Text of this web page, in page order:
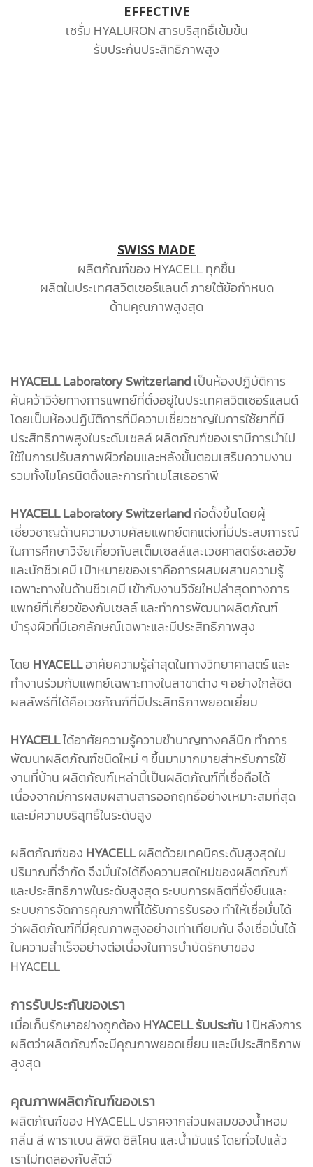
EFFECTIVE
เซรั่ม HYALURON สารบริสุทธิ์เข้มข้น
รับประกันประสิทธิภาพสูง
SWISS MADE
ผลิตภัณฑ์ของ HYACELL ทุกชิ้น
ผลิตในประเทศสวิตเซอร์แลนด์ ภายใต้ข้อกำหนด
ด้านคุณภาพสูงสุด
HYACELL Laboratory Switzerlandเป็นห้องปฏิบัติการ
ค้นคว้าวิจัยทางการแพทย์ที่ตั้งอยู่ในประเทศสวิตเซอร์แลนด์
โดยเป็นห้องปฏิบัติการที่มีความเชี่ยวชาญในการใช้ยาที่มี
ประสิทธิภาพสูงในระดับเซลล์ ผลิตภัณฑ์ของเรามีการนำไป
ใช้ในการปรับสภาพผิวก่อนและหลังขั้นตอนเสริมความงาม
รวมทั้งไมโครนิตติ้งและการทำเมโสเธอราพี
HYACELL Laboratory Switzerlandก่อตั้งขึ้นโดยผู้
เชี่ยวชาญด้านความงามศัลยแพทย์ตกแต่งที่มีประสบการณ์
ในการศึกษาวิจัยเกี่ยวกับสเต็มเซลล์และเวชศาสตร์ชะลอวัย
และนักชีวเคมี เป้าหมายของเราคือการผสมผสานความรู้
เฉพาะทางในด้านชีวเคมี เข้ากับงานวิจัยใหม่ล่าสุดทางการ
แพทย์ที่เกี่ยวข้องกับเซลล์ และทำการพัฒนาผลิตภัณฑ์
บำรุงผิวที่มีเอกลักษณ์เฉพาะและมีประสิทธิภาพสูง
โดย HYACELLอาศัยความรู้ล่าสุดในทางวิทยาศาสตร์ และ
ทำงานร่วมกับแพทย์เฉพาะทางในสาขาต่าง ๆ อย่างใกล้ชิด
ผลลัพธ์ที่ได้คือเวชภัณฑ์ที่มีประสิทธิภาพยอดเยี่ยม
HYACELLได้อาศัยความรู้ความชำนาญทางคลีนิก ทำการ
พัฒนาผลิตภัณฑ์ชนิดใหม่ ๆ ขึ้นมามากมายสำหรับการใช้
งานที่บ้าน ผลิตภัณฑ์เหล่านี้เป็นผลิตภัณฑ์ที่เชื่อถือได้
เนื่องจากมีการผสมผสานสารออกฤทธิ์อย่างเหมาะสมที่สุด
และมีความบริสุทธิ์ในระดับสูง
ผลิตภัณฑ์ของ HYACELLผลิตด้วยเทคนิคระดับสูงสุดใน
ปริมาณที่จำกัด จึงมั่นใจได้ถึงความสดใหม่ของผลิตภัณฑ์
และประสิทธิภาพในระดับสูงสุด ระบบการผลิตที่ยั่งยืนและ
ระบบการจัดการคุณภาพที่ได้รับการรับรอง ทำให้เชื่อมั่นได้
ว่าผลิตภัณฑ์ที่มีคุณภาพสูงอย่างเท่าเทียมกัน จึงเชื่อมั่นได้
ในความสำเร็จอย่างต่อเนื่องในการบำบัดรักษาของ
HYACELL
การรับประกันของเรา
เมื่อเก็บรักษาอย่างถูกต้อง HYACELL รับประกัน 1ปีหลังการ
ผลิตว่าผลิตภัณฑ์จะมีคุณภาพยอดเยี่ยม และมีประสิทธิภาพ
สูงสุด
คุณภาพผลิตภัณฑ์ของเรา
ผลิตภัณฑ์ของ HYACELL ปราศจากส่วนผสมของน้ำหอม
กลิ่น สี พาราเบน ลิพิด ซิลิโคน และน้ำมันแร่ โดยทั่วไปแล้ว
เราไม่ทดลองกับสัตว์